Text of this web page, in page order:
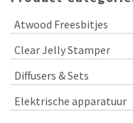
Atwood Freesbitjes
Clear Jelly Stamper
Diffusers & Sets
Elektrische apparatuur